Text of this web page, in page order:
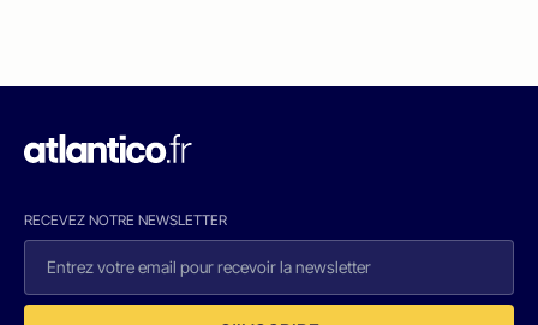
RECEVEZ NOTRE NEWSLETTER